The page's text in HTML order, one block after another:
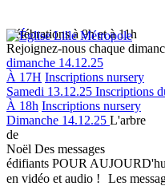
Célébrations à 9h et à 11h
Rejoignez-nous chaque
dimanche 14.12.25
À 17H Inscriptions nursery
Samedi 13.12.25 Inscriptions
À 18h Inscriptions nursery
Dimanche 14.12.25 L'arbre
de
Noël Des messages
édifiants POUR
en vidéo et audio !
Les